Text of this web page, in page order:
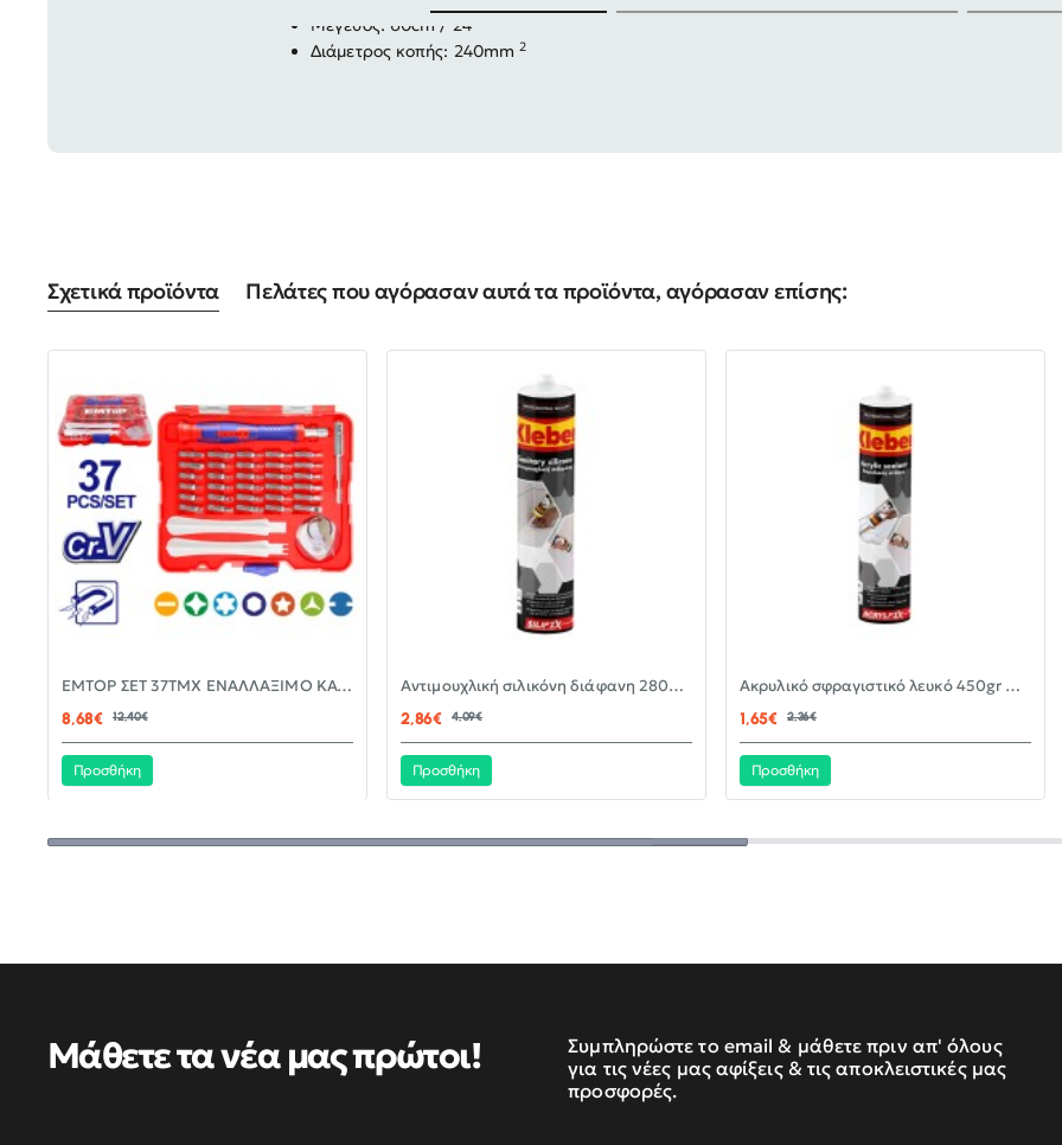
Μέγεθος: 60cm / 24''
Διάμετρος κοπής: 240mm2
Σχετικά προϊόντα Πελάτες που αγόρασαν αυτά τα προϊόντα, αγόρασαν επίσης:
-30%EMTOP ΣΕΤ 37ΤΜΧ ΕΝΑΛΛΑΞΙΜΟ ΚΑΤΣΑΒΙΔΙ ΜΕ ΜΥΤΕΣ EBST03702
8,68€
12,40€
Προσθήκη
-30%Αντιμουχλική σιλικόνη διάφανη 280ml KLEBER
2,86€
4,09€
Προσθήκη
-30%Ακρυλικό σφραγιστικό λευκό 450gr KLEBER
1,65€
2,36€
Προσθήκη
Μάθετε τα νέα μας πρώτοι!
Συμπληρώστε το email & μάθετε πριν απ' όλους
για τις νέες μας αφίξεις & τις αποκλειστικές μας
προσφορές.